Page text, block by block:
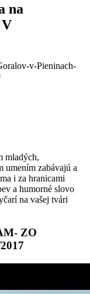
na
v-Pieninach-
mladých,
umením zabávajú a
i za hranicami
a humorné slovo
na vašej tvári
ZO